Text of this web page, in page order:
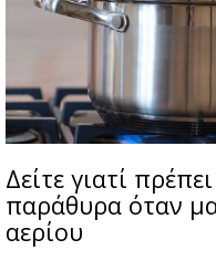
Δείτε γιατί
παράθυρα όταν
αερίου